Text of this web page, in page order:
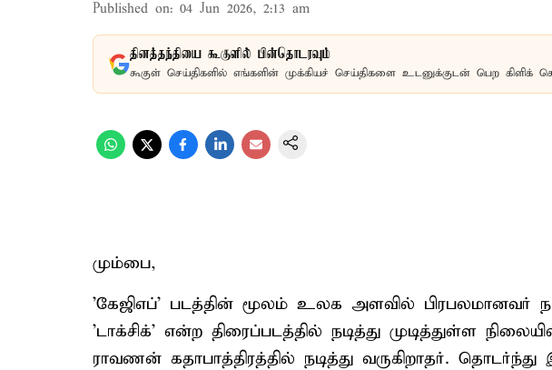
Published on: 04 Jun 2026, 2:13 am
தினத்தந்தியை கூகுளில் பின்தொடரவும்
கூகுள் செய்திகளில் எங்களின் முக்கியச் செய்திகளை உடனுக்குடன் பெற கிளிக்
மும்பை,
'கேஜிஎப்' படத்தின் மூலம் உலக அளவில் பிரபலமானவர்
'டாக்சிக்' என்ற திரைப்படத்தில் நடித்து முடித்துள்ள
ராவணன் கதாபாத்திரத்தில் நடித்து வருகிறாதர்.